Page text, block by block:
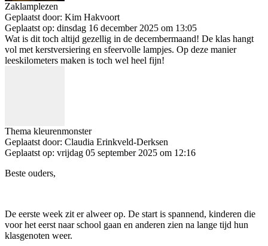
Zaklamplezen
Geplaatst door: Kim Hakvoort
Geplaatst op: dinsdag 16 december 2025 om 13:05
Wat is dit toch altijd gezellig in de decembermaand! De klas hangt
vol met kerstversiering en sfeervolle lampjes. Op deze manier
leeskilometers maken is toch wel heel fijn!
Thema kleurenmonster
Geplaatst door: Claudia Erinkveld-Derksen
Geplaatst op: vrijdag 05 september 2025 om 12:16
Beste ouders,
De eerste week zit er alweer op. De start is spannend, kinderen die
voor het eerst naar school gaan en anderen zien na lange tijd hun
klasgenoten weer.